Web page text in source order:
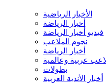
الأخبار الرياضية
أخبار الرياضة
فيديو أخبار الرياضة
نجوم الملاعب
أخبار الرياضة
عربية وعالمية
بطولات
أخبار الأندية العربية